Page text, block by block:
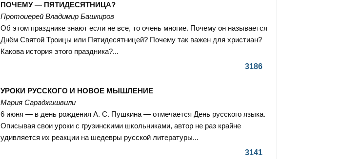
ПОЧЕМУ — ПЯТИДЕСЯТНИЦА?
Протоиерей Владимир Башкиров
Об этом празднике знают если не все, то очень многие. Почему он называется
Днём Святой Троицы или Пятидесятницей? Почему так важен для христиан?
Какова история этого праздника?...
3186
УРОКИ РУССКОГО И НОВОЕ МЫШЛЕНИЕ
Мария Сараджишвили
6 июня — в день рождения А. С. Пушкина — отмечается День русского языка.
Описывая свои уроки с грузинскими школьниками, автор не раз крайне
удивляется их реакции на шедевры русской литературы...
3141